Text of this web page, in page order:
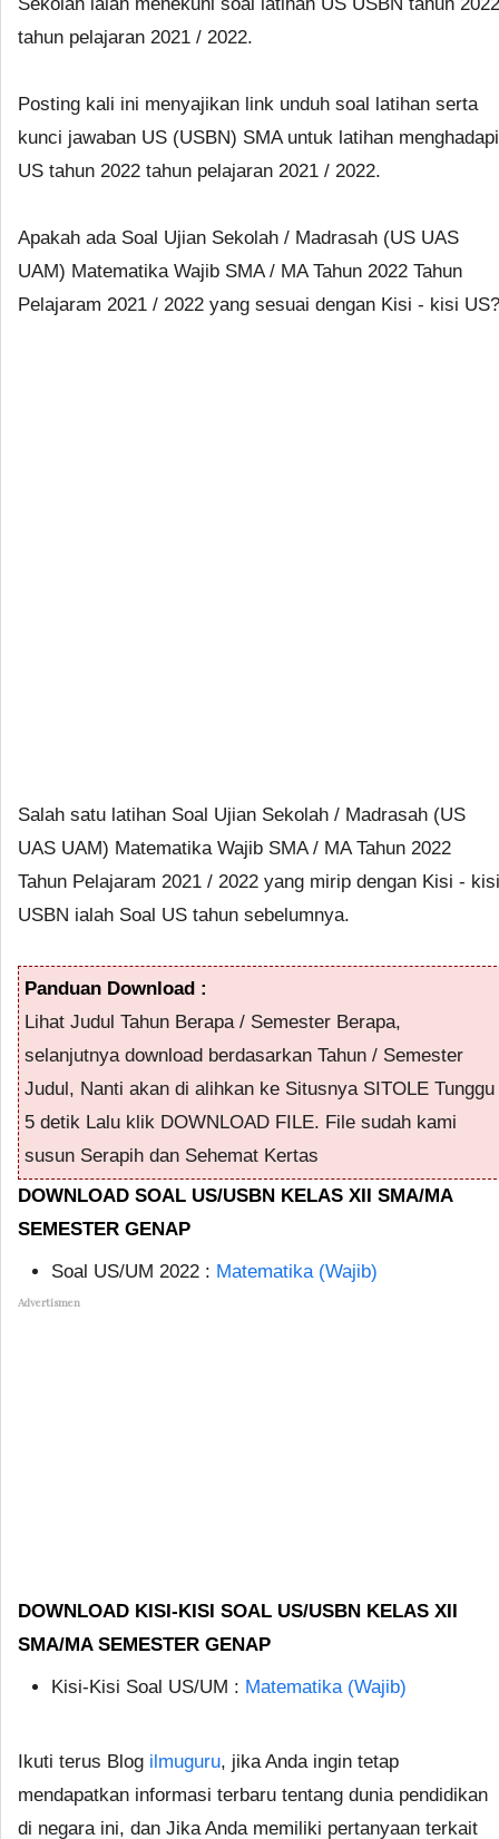
tahun pelajaran 2021 / 2022.
Posting kali ini menyajikan link unduh soal latihan serta
kunci jawaban US (USBN) SMA untuk latihan menghadapi
US tahun 2022 tahun pelajaran 2021 / 2022.
Apakah ada Soal Ujian Sekolah / Madrasah (US UAS
UAM) Matematika Wajib SMA / MA Tahun 2022 Tahun
Pelajaram 2021 / 2022 yang sesuai dengan Kisi - kisi US?
Salah satu latihan Soal Ujian Sekolah / Madrasah (US
UAS UAM) Matematika Wajib SMA / MA Tahun 2022
Tahun Pelajaram 2021 / 2022 yang mirip dengan Kisi - kisi
USBN ialah Soal US tahun sebelumnya.
Panduan Download :
Lihat Judul Tahun Berapa / Semester Berapa,
selanjutnya download berdasarkan Tahun / Semester
Judul, Nanti akan di alihkan ke Situsnya SITOLE Tunggu
5 detik Lalu klik DOWNLOAD FILE. File sudah kami
susun Serapih dan Sehemat Kertas
DOWNLOAD SOAL US/USBN KELAS XII SMA/MA
SEMESTER GENAP
Soal US/UM 2022 : Matematika (Wajib)
Advertismen
DOWNLOAD KISI-KISI SOAL US/USBN KELAS XII
SMA/MA SEMESTER GENAP
Kisi-Kisi Soal US/UM : Matematika (Wajib)
Ikuti terus Blog ilmuguru, jika Anda ingin tetap
mendapatkan informasi terbaru tentang dunia pendidikan
di negara ini, dan Jika Anda memiliki pertanyaan terkait